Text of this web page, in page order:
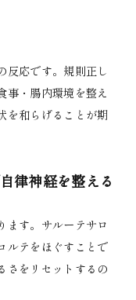
反応です。規則正し
事・腸内環境を整え
を和らげることが期
律神経を整える
ます。サルーテサロ
ルテをほぐすことで
さをリセットするの